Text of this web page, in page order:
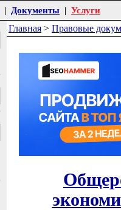
| Документы | Услуги
Главная > Правовые